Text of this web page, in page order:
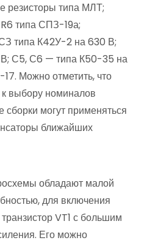
резисторы типа МЛТ;
типа СПЗ-19а;
типа К42У-2 на 630 В;
С5, С6 — типа К50-35 на
Можно отметить, что
выбору номиналов
сборки могут применяться
ближайших
обладают малой
для включения
VT1 с большим
Его можно